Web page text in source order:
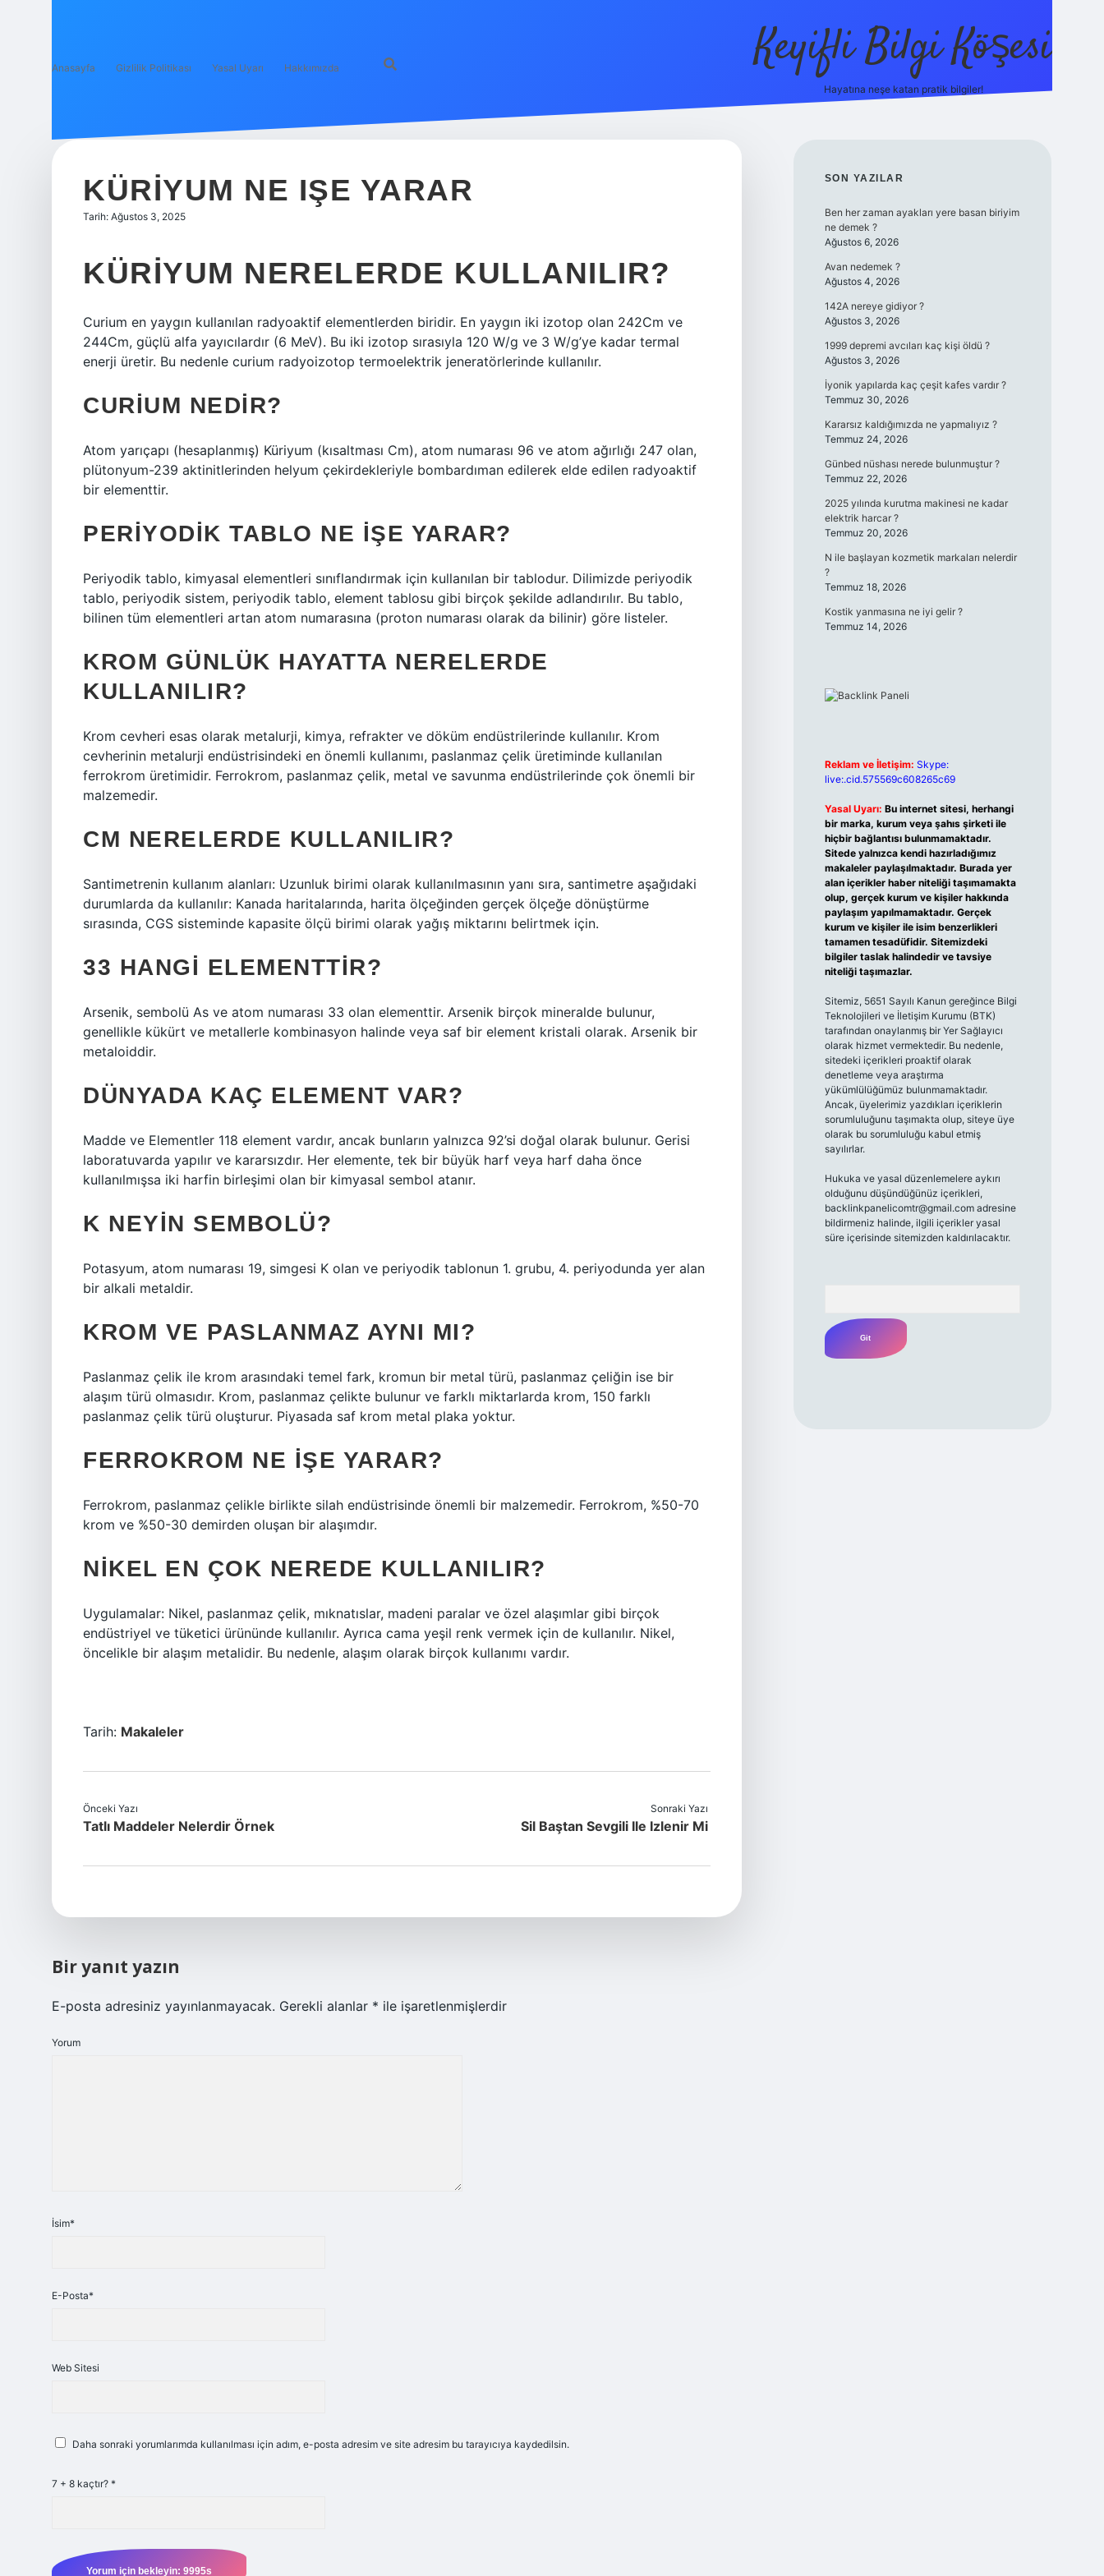
Anasayfa Gizlilik Politikası Yasal Uyarı Hakkımızda Keyifli Bilgi Köşesi
Hayatına neşe katan pratik bilgiler!
KÜRIYUM NE IŞE YARAR
Tarih: Ağustos 3, 2025
KÜRIYUM NERELERDE KULLANILIR?
Curium en yaygın kullanılan radyoaktif elementlerden biridir. En yaygın iki izotop olan 242Cm ve
244Cm, güçlü alfa yayıcılardır (6 MeV). Bu iki izotop sırasıyla 120 W/g ve 3 W/g’ye kadar termal
enerji üretir. Bu nedenle curium radyoizotop termoelektrik jeneratörlerinde kullanılır.
CURIUM NEDIR?
Atom yarıçapı (hesaplanmış) Küriyum (kısaltması Cm), atom numarası 96 ve atom ağırlığı 247 olan,
plütonyum-239 aktinitlerinden helyum çekirdekleriyle bombardıman edilerek elde edilen radyoaktif
bir elementtir.
PERIYODIK TABLO NE IŞE YARAR?
Periyodik tablo, kimyasal elementleri sınıflandırmak için kullanılan bir tablodur. Dilimizde periyodik
tablo, periyodik sistem, periyodik tablo, element tablosu gibi birçok şekilde adlandırılır. Bu tablo,
bilinen tüm elementleri artan atom numarasına (proton numarası olarak da bilinir) göre listeler.
KROM GÜNLÜK HAYATTA NERELERDE
KULLANILIR?
Krom cevheri esas olarak metalurji, kimya, refrakter ve döküm endüstrilerinde kullanılır. Krom
cevherinin metalurji endüstrisindeki en önemli kullanımı, paslanmaz çelik üretiminde kullanılan
ferrokrom üretimidir. Ferrokrom, paslanmaz çelik, metal ve savunma endüstrilerinde çok önemli bir
malzemedir.
CM NERELERDE KULLANILIR?
Santimetrenin kullanım alanları: Uzunluk birimi olarak kullanılmasının yanı sıra, santimetre aşağıdaki
durumlarda da kullanılır: Kanada haritalarında, harita ölçeğinden gerçek ölçeğe dönüştürme
sırasında, CGS sisteminde kapasite ölçü birimi olarak yağış miktarını belirtmek için.
33 HANGI ELEMENTTIR?
Arsenik, sembolü As ve atom numarası 33 olan elementtir. Arsenik birçok mineralde bulunur,
genellikle kükürt ve metallerle kombinasyon halinde veya saf bir element kristali olarak. Arsenik bir
metaloiddir.
DÜNYADA KAÇ ELEMENT VAR?
Madde ve Elementler 118 element vardır, ancak bunların yalnızca 92’si doğal olarak bulunur. Gerisi
laboratuvarda yapılır ve kararsızdır. Her elemente, tek bir büyük harf veya harf daha önce
kullanılmışsa iki harfin birleşimi olan bir kimyasal sembol atanır.
K NEYIN SEMBOLÜ?
Potasyum, atom numarası 19, simgesi K olan ve periyodik tablonun 1. grubu, 4. periyodunda yer alan
bir alkali metaldir.
KROM VE PASLANMAZ AYNI MI?
Paslanmaz çelik ile krom arasındaki temel fark, kromun bir metal türü, paslanmaz çeliğin ise bir
alaşım türü olmasıdır. Krom, paslanmaz çelikte bulunur ve farklı miktarlarda krom, 150 farklı
paslanmaz çelik türü oluşturur. Piyasada saf krom metal plaka yoktur.
FERROKROM NE IŞE YARAR?
Ferrokrom, paslanmaz çelikle birlikte silah endüstrisinde önemli bir malzemedir. Ferrokrom, %50-70
krom ve %50-30 demirden oluşan bir alaşımdır.
NIKEL EN ÇOK NEREDE KULLANILIR?
Uygulamalar: Nikel, paslanmaz çelik, mıknatıslar, madeni paralar ve özel alaşımlar gibi birçok
endüstriyel ve tüketici ürününde kullanılır. Ayrıca cama yeşil renk vermek için de kullanılır. Nikel,
öncelikle bir alaşım metalidir. Bu nedenle, alaşım olarak birçok kullanımı vardır.
Tarih: Makaleler
Önceki Yazı
Tatlı Maddeler Nelerdir Örnek
Sonraki Yazı
Sil Baştan Sevgili Ile Izlenir Mi
Bir yanıt yazın
E-posta adresiniz yayınlanmayacak. Gerekli alanlar * ile işaretlenmişlerdir
Yorum
İsim*
E-Posta*
Web Sitesi
Daha sonraki yorumlarımda kullanılması için adım, e-posta adresim ve site adresim bu tarayıcıya kaydedilsin.
7 + 8 kaçtır? *
SIDEBAR
SON YAZILAR
Ben her zaman ayakları yere basan biriyim
ne demek ?
Ağustos 6, 2026
Avan nedemek ?
Ağustos 4, 2026
142A nereye gidiyor ?
Ağustos 3, 2026
1999 depremi avcıları kaç kişi öldü ?
Ağustos 3, 2026
İyonik yapılarda kaç çeşit kafes vardır ?
Temmuz 30, 2026
Kararsız kaldığımızda ne yapmalıyız ?
Temmuz 24, 2026
Günbed nüshası nerede bulunmuştur ?
Temmuz 22, 2026
2025 yılında kurutma makinesi ne kadar
elektrik harcar ?
Temmuz 20, 2026
N ile başlayan kozmetik markaları nelerdir
?
Temmuz 18, 2026
Kostik yanmasına ne iyi gelir ?
Temmuz 14, 2026
Reklam ve İletişim: Skype:
live:.cid.575569c608265c69
Yasal Uyarı: Bu internet sitesi, herhangi
bir marka, kurum veya şahıs şirketi ile
hiçbir bağlantısı bulunmamaktadır.
Sitede yalnızca kendi hazırladığımız
makaleler paylaşılmaktadır. Burada yer
alan içerikler haber niteliği taşımamakta
olup, gerçek kurum ve kişiler hakkında
paylaşım yapılmamaktadır. Gerçek
kurum ve kişiler ile isim benzerlikleri
tamamen tesadüfidir. Sitemizdeki
bilgiler taslak halindedir ve tavsiye
niteliği taşımazlar.
Sitemiz, 5651 Sayılı Kanun gereğince Bilgi
Teknolojileri ve İletişim Kurumu (BTK)
tarafından onaylanmış bir Yer Sağlayıcı
olarak hizmet vermektedir. Bu nedenle,
sitedeki içerikleri proaktif olarak
denetleme veya araştırma
yükümlülüğümüz bulunmamaktadır.
Ancak, üyelerimiz yazdıkları içeriklerin
sorumluluğunu taşımakta olup, siteye üye
olarak bu sorumluluğu kabul etmiş
sayılırlar.
Hukuka ve yasal düzenlemelere aykırı
olduğunu düşündüğünüz içerikleri,
backlinkpanelicomtr@gmail.comadresine
bildirmeniz halinde, ilgili içerikler yasal
süre içerisinde sitemizden kaldırılacaktır.